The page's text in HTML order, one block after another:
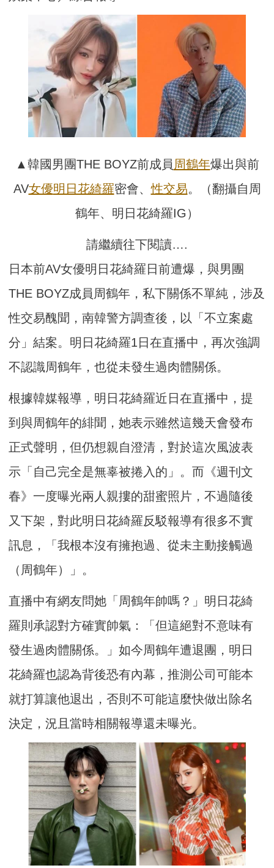
▲韓國男團THE BOYZ前成員 周鶴年爆出與前
AV女優明日花綺羅密會、性交易。（翻攝自周
鶴年、明日花綺羅IG）
請繼續往下閱讀….
日本前AV女優明日花綺羅日前遭爆，與男團
THE BOYZ成員周鶴年，私下關係不單純，涉及
性交易醜聞，南韓警方調查後，以「不立案處
分」結案。明日花綺羅1日在直播中，再次強調
不認識周鶴年，也從未發生過肉體關係。
根據韓媒報導，明日花綺羅近日在直播中，提
到與周鶴年的緋聞，她表示雖然這幾天會發布
正式聲明，但仍想親自澄清，對於這次風波表
示「自己完全是無辜被捲入的」。而《週刊文
春》一度曝光兩人親摟的甜蜜照片，不過隨後
又下架，對此明日花綺羅反駁報導有很多不實
訊息，「我根本沒有擁抱過、從未主動接觸過
（周鶴年）」。
直播中有網友問她「周鶴年帥嗎？」明日花綺
羅則承認對方確實帥氣：「但這絕對不意味有
發生過肉體關係。」如今周鶴年遭退團，明日
花綺羅也認為背後恐有內幕，推測公司可能本
就打算讓他退出，否則不可能這麼快做出除名
決定，況且當時相關報導還未曝光。